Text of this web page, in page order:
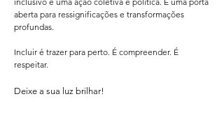
aberta para ressignificações e transformações
profundas.
Incluir é trazer para perto. É compreender. É
respeitar.
Deixe a sua luz brilhar!